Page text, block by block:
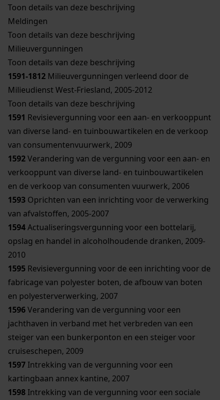
Toon details van deze beschrijving
Meldingen
Toon details van deze beschrijving
Milieuvergunningen
Toon details van deze beschrijving
1591-1812 Milieuvergunningen verleend door de
Milieudienst West-Friesland, 2005-2012
Toon details van deze beschrijving
1591 Revisievergunning voor een aan- en verkooppunt
van diverse land- en tuinbouwartikelen en de verkoop
van consumentenvuurwerk, 2009
1592Verandering van de vergunning voor een aan- en
verkooppunt van diverse land- en tuinbouwartikelen
en de verkoop van consumenten vuurwerk, 2006
1593 Oprichten van een inrichting voor de verwerking
van afvalstoffen, 2005-2007
1594Actualiseringsvergunning voor een bottelarij,
opslag en handel in alcoholhoudende dranken, 2009-
2010
1595 Revisievergunning voor de een inrichting voor de
fabricage van polyester boten, de afbouw van boten
en polyesterverwerking, 2007
1596Verandering van de vergunning voor een
jachthaven in verband met het verbreden van een
steiger van een bunkerponton en een steiger voor
cruiseschepen, 2009
1597 Intrekking van de vergunning voor een
kartingbaan annex kantine, 2007
1598 Intrekking van de vergunning voor een sociale